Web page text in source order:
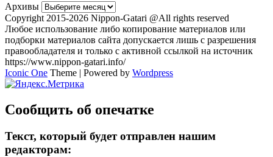
Архивы
Copyright 2015-2026 Nippon-Gatari @All rights reserved
Любое использование либо копирование материалов или
подборки материалов сайта допускается лишь с разрешения
правообладателя и только с активной ссылкой на источник
https://www.nippon-gatari.info/
Iconic One Theme | Powered by Wordpress
Сообщить об опечатке
Текст, который будет отправлен нашим
редакторам: